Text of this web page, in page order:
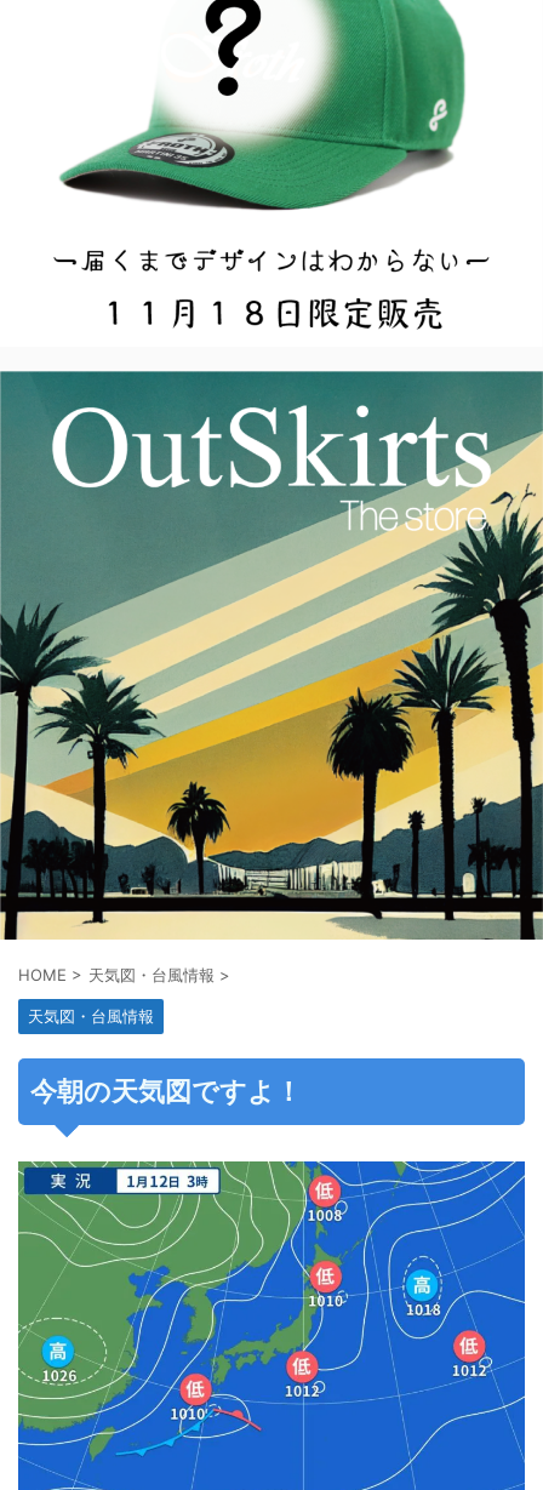
HOME > 天気図・台風情報 >
天気図・台風情報
今朝の天気図ですよ！